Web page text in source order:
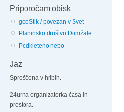
Priporočam obisk
geoStik / povezan v Svet
Planinsko društvo Domžale
Podkleteno nebo
Jaz
Sproščena v hribih.
24urna organizatorka časa in
prostora.